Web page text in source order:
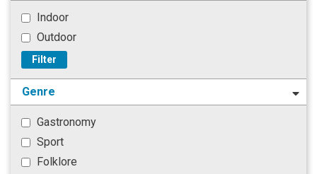
Indoor
Outdoor
Filter
Genre
Gastronomy
Sport
Folklore